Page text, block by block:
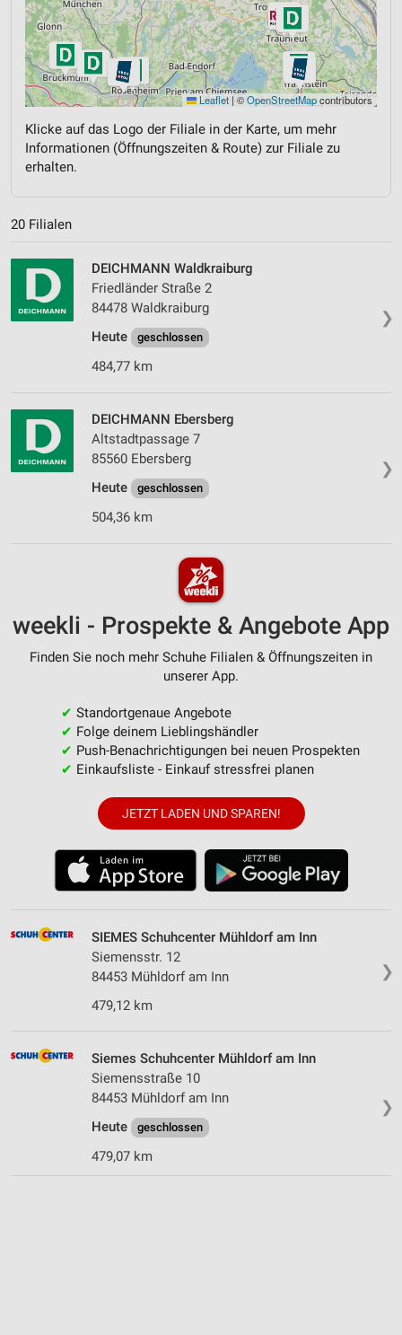
Leaflet |©OpenStreetMapcontributors
Klicke auf das Logo der Filiale in der Karte, um mehr
Informationen (Öffnungszeiten & Route) zur Filiale zu
erhalten.
20 Filialen
❯
DEICHMANN Waldkraiburg
Friedländer Straße 2
84478 Waldkraiburg
Heute
geschlossen
484,77 km
❯
DEICHMANN Ebersberg
Altstadtpassage 7
85560 Ebersberg
Heute
geschlossen
504,36 km
weekli - Prospekte & Angebote App
Finden Sie noch mehr Schuhe Filialen & Öffnungszeiten in
unserer App.
✔ Standortgenaue Angebote
✔ Folge deinem Lieblingshändler
✔ Push-Benachrichtigungen bei neuen Prospekten
✔ Einkaufsliste - Einkauf stressfrei planen
JETZT LADEN UND SPAREN!
❯
SIEMES Schuhcenter Mühldorf am Inn
Siemensstr. 12
84453 Mühldorf am Inn
479,12 km
❯
Siemes Schuhcenter Mühldorf am Inn
Siemensstraße 10
84453 Mühldorf am Inn
Heute
geschlossen
479,07 km